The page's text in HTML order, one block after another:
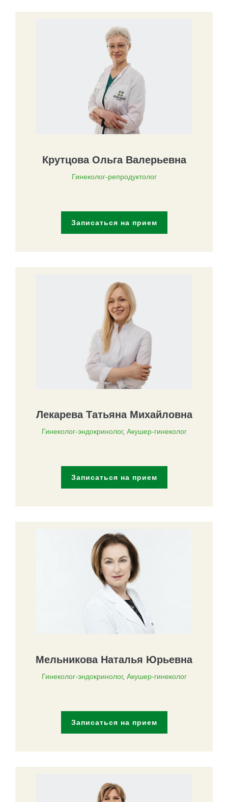
Крутцова Ольга Валерьевна
Гинеколог-репродуктолог
Записаться на прием
Лекарева Татьяна Михайловна
Гинеколог-эндокринолог, Акушер-гинеколог
Записаться на прием
Мельникова Наталья Юрьевна
Гинеколог-эндокринолог, Акушер-гинеколог
Записаться на прием